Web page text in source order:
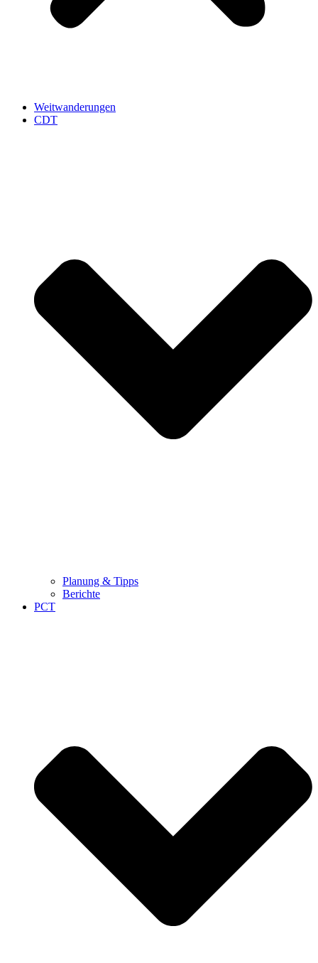
Weitwanderungen
CDT
Planung & Tipps
Berichte
PCT